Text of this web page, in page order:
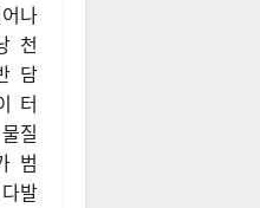
나
천
담
터
질
범
발